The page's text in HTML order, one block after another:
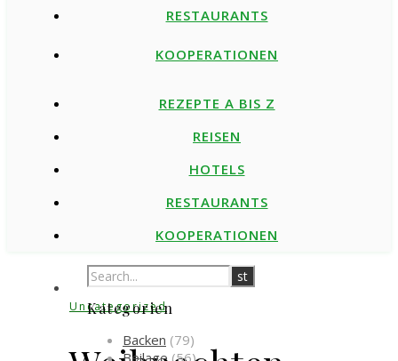
RESTAURANTS
KOOPERATIONEN
REZEPTE A BIS Z
REISEN
HOTELS
RESTAURANTS
KOOPERATIONEN
Uncategorized
Kategorien
Backen (79)